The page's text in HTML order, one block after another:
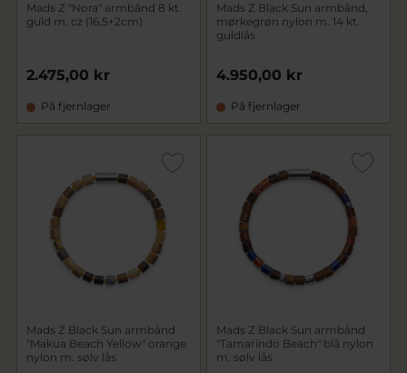
Mads Z "Nora" armbånd 8 kt.
guld m. cz (16,5+2cm)
2.475,00 kr
På fjernlager
Mads Z Black Sun armbånd,
mørkegrøn nylon m. 14 kt.
guldlås
4.950,00 kr
På fjernlager
Mads Z Black Sun armbånd
"Makua Beach Yellow" orange
nylon m. sølv lås
Mads Z Black Sun armbånd
"Tamarindo Beach" blå nylon
m. sølv lås